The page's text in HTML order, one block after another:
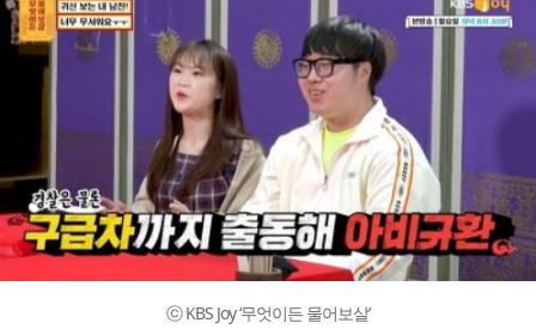
ⓒ KBS Joy ‘무엇이든 물어보살’